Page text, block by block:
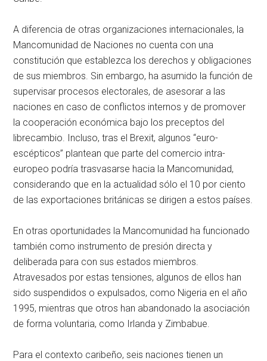
A diferencia de otras organizaciones internacionales, la
Mancomunidad de Naciones no cuenta con una
constitución que establezca los derechos y obligaciones
de sus miembros. Sin embargo, ha asumido la función de
supervisar procesos electorales, de asesorar a las
naciones en caso de conflictos internos y de promover
la cooperación económica bajo los preceptos del
librecambio. Incluso, tras el Brexit, algunos “euro-
escépticos” plantean que parte del comercio intra-
europeo podría trasvasarse hacia la Mancomunidad,
considerando que en la actualidad sólo el 10 por ciento
de las exportaciones británicas se dirigen a estos países.
En otras oportunidades la Mancomunidad ha funcionado
también como instrumento de presión directa y
deliberada para con sus estados miembros.
Atravesados por estas tensiones, algunos de ellos han
sido suspendidos o expulsados, como Nigeria en el año
1995, mientras que otros han abandonado la asociación
de forma voluntaria, como Irlanda y Zimbabue.
Para el contexto caribeño, seis naciones tienen un